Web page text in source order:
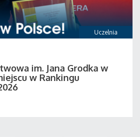
Uczelnia
im. Jana Grodka w
w Rankingu